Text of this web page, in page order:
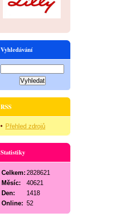
Vyhledávání
RSS
Přehled zdrojů
Statistiky
Online: 52
Celkem: 2828621
Měsíc:
40621
Den:
1418